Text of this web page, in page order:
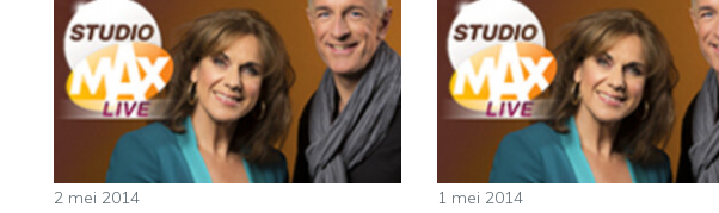
2 mei 2014 1 mei 2014